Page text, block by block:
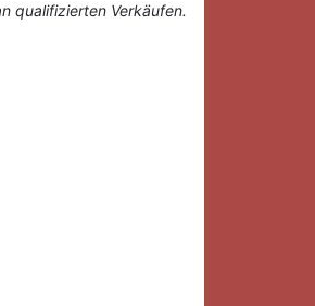
qualifizierten Verkäufen.